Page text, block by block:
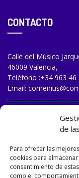
de
Para ofrecer las
cookies para
consentimiento de
como el
CONTACTO
Calle del Músico
46009 Valencia,
Teléfono :+34 963 46
Email: